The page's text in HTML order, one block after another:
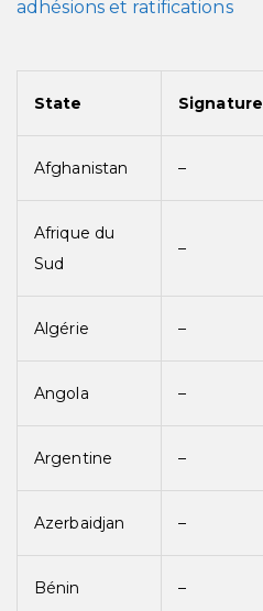
adhésions et ratifications
State Signature
Afghanistan –
Afrique du
Sud
–
Algérie –
Angola –
Argentine –
Azerbaidjan –
Bénin –